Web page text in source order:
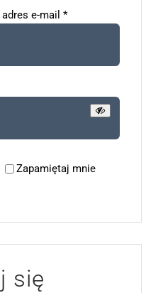
e-mail *Wymagane
Zapamiętaj mnie
się